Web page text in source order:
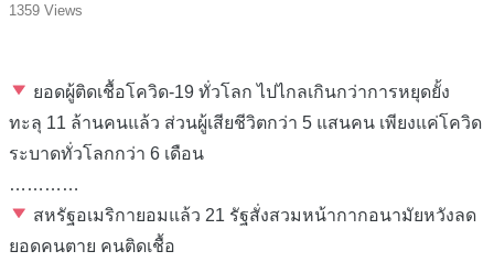
1359 Views
ยอดผู้ติดเชื้อโควิด-19 ทั่วโลก ไปไกลเกินกว่าการหยุดยั้ง
ทะลุ 11 ล้านคนแล้ว ส่วนผู้เสียชีวิตกว่า 5 แสนคน เพียงแค่โควิด
ระบาดทั่วโลกกว่า 6 เดือน
…………
สหรัฐอเมริกายอมแล้ว 21 รัฐสั่งสวมหน้ากากอนามัยหวังลด
ยอดคนตาย คนติดเชื้อ